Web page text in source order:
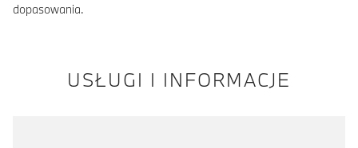
dopasowania.
USŁUGI I INFORMACJE